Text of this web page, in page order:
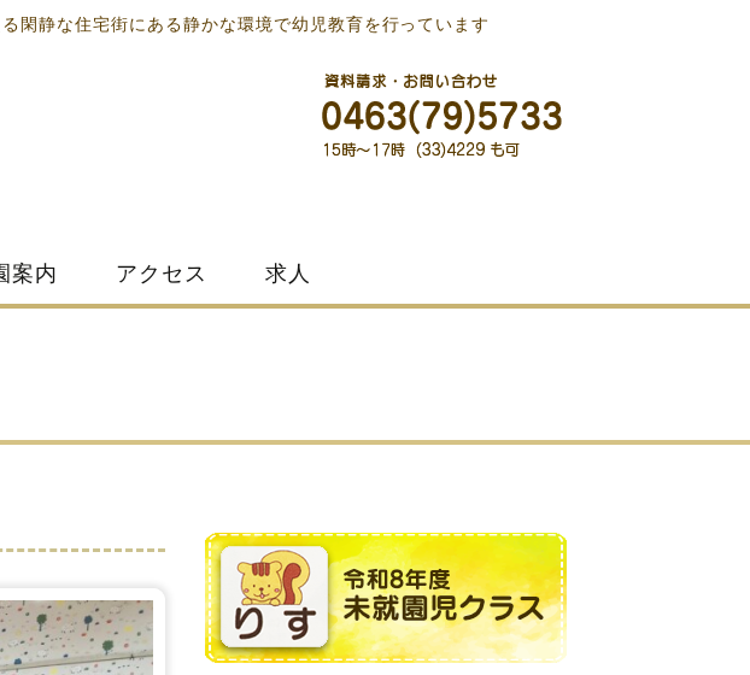
閑静な住宅街にある静かな環境で幼児教育を行っています
案内 アクセス 求人